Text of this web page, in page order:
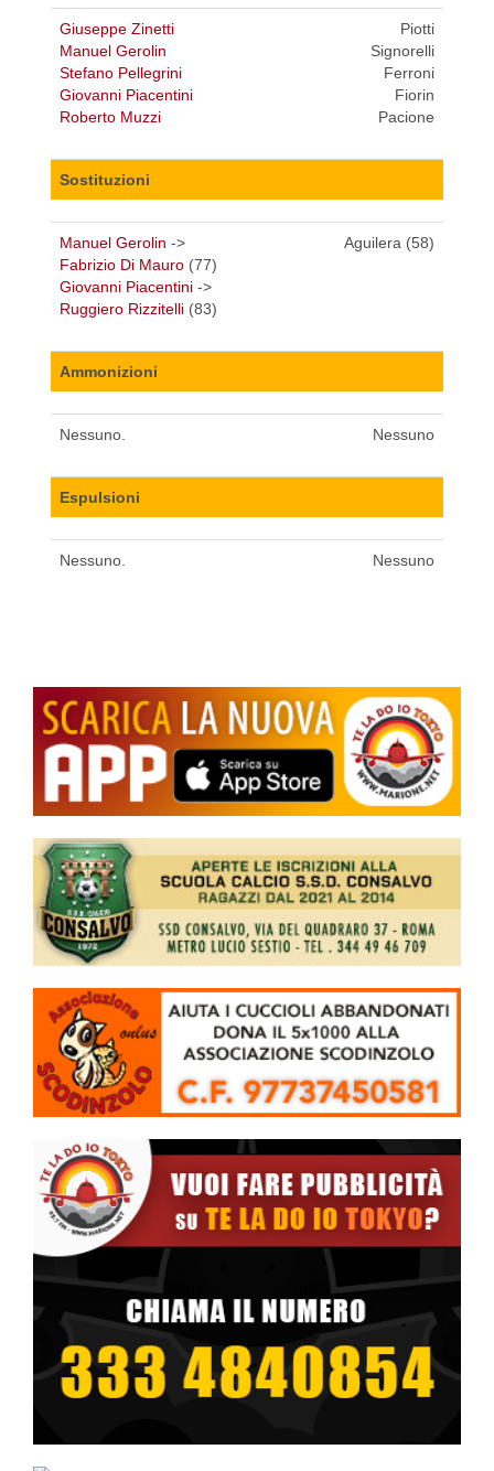
Giuseppe Zinetti
Manuel Gerolin
Stefano Pellegrini
Giovanni Piacentini
Roberto Muzzi
Piotti
Signorelli
Ferroni
Fiorin
Pacione
Sostituzioni
Manuel Gerolin ->
Fabrizio Di Mauro (77)
Giovanni Piacentini ->
Ruggiero Rizzitelli (83)
Aguilera (58)
Ammonizioni
Nessuno. Nessuno
Espulsioni
Nessuno. Nessuno